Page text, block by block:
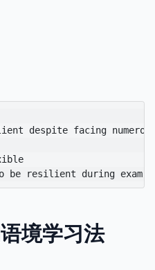
despite facing
境学习法